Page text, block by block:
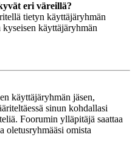
eri väreillä?
tietyn käyttäjäryhmän
käyttäjäryhmän
käyttäjäryhmän jäsen,
sinun kohdallasi
Foorumin ylläpitäjä saattaa
oletusryhmääsi omista